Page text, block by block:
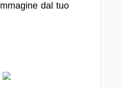
dal tuo